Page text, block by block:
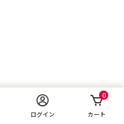
ログイン
0
カート